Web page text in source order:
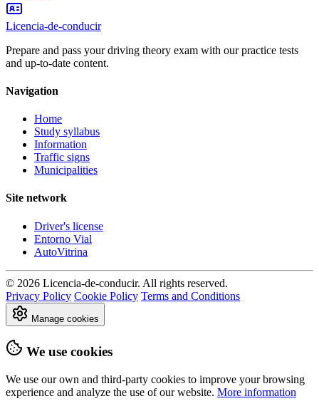
Licencia-de-conducir
Prepare and pass your driving theory exam with our practice tests
and up-to-date content.
Navigation
Home
Study syllabus
Information
Traffic signs
Municipalities
Site network
Driver's license
Entorno Vial
AutoVitrina
© 2026 Licencia-de-conducir. All rights reserved.
Privacy Policy Cookie Policy Terms and Conditions
Manage cookies
We use cookies
We use our own and third-party cookies to improve your browsing
experience and analyze the use of our website. More information